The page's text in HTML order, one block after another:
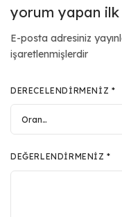
yorum yapan ilk
E-posta adresiniz
işaretlenmişlerdir
DERECELENDIRMENIZ *
DEĞERLENDIRMENIZ*